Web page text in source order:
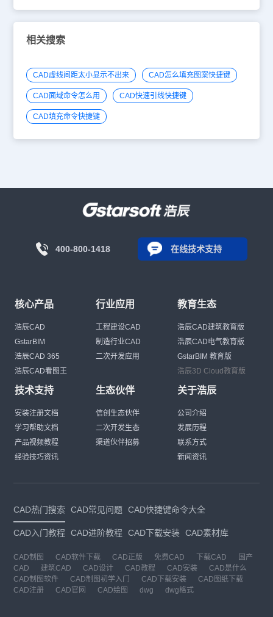
相关搜索
CAD虚线间距太小显示不出来 CAD怎么填充图案快捷键
CAD面域命令怎么用 CAD快速引线快捷键
CAD填充命令快捷键
400-800-1418 在线技术支持
核心产品
浩辰CAD
GstarBIM
浩辰CAD 365
浩辰CAD看图王
行业应用
工程建设CAD
制造行业CAD
二次开发应用
教育生态
浩辰CAD建筑教育版
浩辰CAD电气教育版
GstarBIM 教育版
浩辰3D Cloud教育版
技术支持
安装注册文档
学习帮助文档
产品视频教程
经验技巧资讯
生态伙伴
信创生态伙伴
二次开发生态
渠道伙伴招募
关于浩辰
公司介绍
发展历程
联系方式
新闻资讯
CAD热门搜索 CAD常见问题 CAD快捷键命令大全
CAD入门教程 CAD进阶教程 CAD下载安装 CAD素材库
CAD制图 CAD软件下载 CAD正版 免费CAD 下载CAD
国产
CAD
建筑CAD CAD设计 CAD教程 CAD安装
CAD是什么
CAD制图软件
CAD制图初学入门 CAD下载安装
CAD图纸下载
CAD注册
CAD官网 CAD绘图 dwg dwg格式